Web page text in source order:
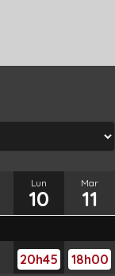
Lun
10
Mar
11
20h45 18h00